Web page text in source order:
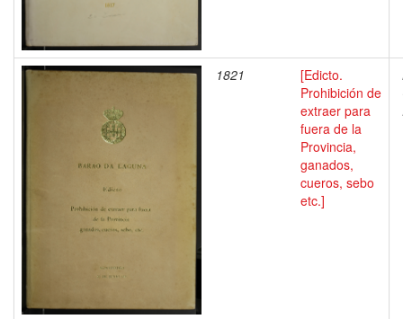
1821
[Edicto.
Prohibición de
extraer para
fuera de la
Provincia,
ganados,
cueros, sebo
etc.]